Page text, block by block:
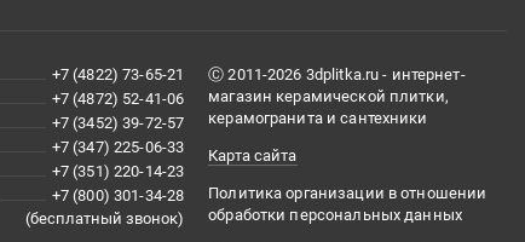
+7 (4822) 73-65-21
+7 (4872) 52-41-06
+7 (3452) 39-72-57
+7 (347) 225-06-33
+7 (351) 220-14-23
+7 (800) 301-34-28
(бесплатный звонок)
Ⓒ 2011-2026 3dplitka.ru - интернет-
магазин керамической плитки,
керамогранита и сантехники
Карта сайта
Политика организации в отношении
обработки персональных данных